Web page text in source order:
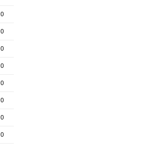
0
0
0
0
0
0
0
0